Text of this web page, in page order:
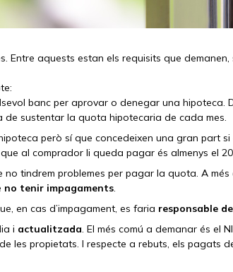
Entre aquests estan els requisits que
banc per aprovar o denegar una hipoteca.
de sustentar la quota hipotecaria de cada mes.
però sí que concedeixen una gran part si
al comprador li queda pagar és almenys el
tindrem problemes per pagar la quota. A més
no tenir impagaments.
en cas d’impagament, es faria responsable
i actualitzada. El més comú a demanar és el
les propietats. I respecte a rebuts, els pagats